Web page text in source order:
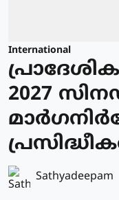
International
2027
Sathyadeepam